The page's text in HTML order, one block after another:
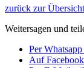
zurück zur Übersicht
Weitersagen und
Per
Auf